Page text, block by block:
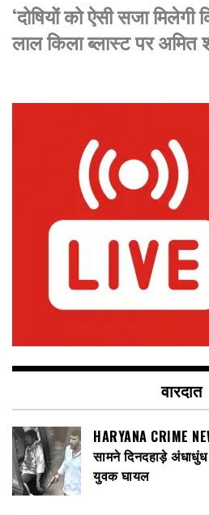
‘दोषियों को ऐसी सजा मिलेगी
लाल किला ब्लास्ट पर अमित
वारदात
HARYANA CRIME
सामने दिनदहाड़े अंधाधुंध
युवक घायल